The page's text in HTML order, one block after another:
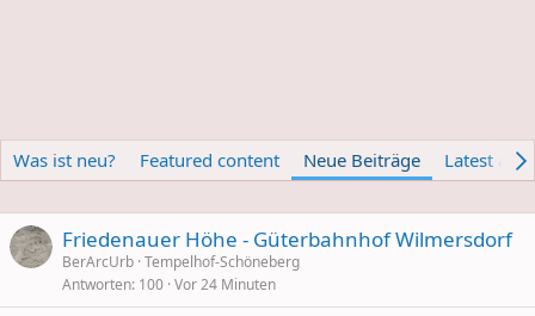
Was ist neu? Featured content Neue Beiträge Latest
Friedenauer Höhe - Güterbahnhof Wilmersdorf
BerArcUrb Tempelhof-Schöneberg
Antworten 100 Vor 24 Minuten